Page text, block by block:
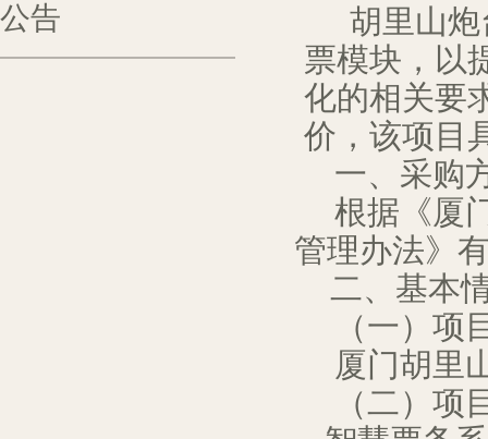
公告
胡里山
票模块，以
化的相关要
价，该项目
一、采购
根据《厦
管理办法》
二、基本
（一）项
厦门胡里
（二）项